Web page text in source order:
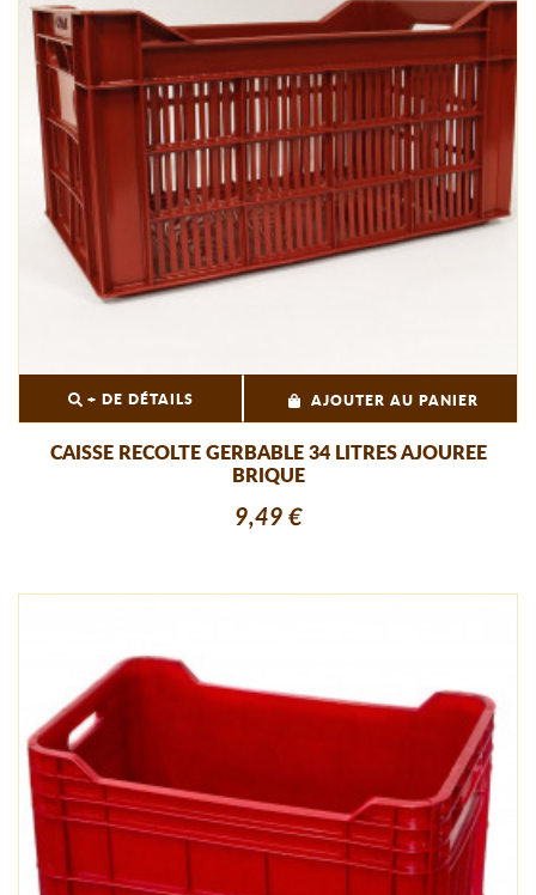
+ DE DÉTAILS AJOUTER AU PANIER
CAISSE RECOLTE GERBABLE 34 LITRES AJOUREE
BRIQUE
9,49 €